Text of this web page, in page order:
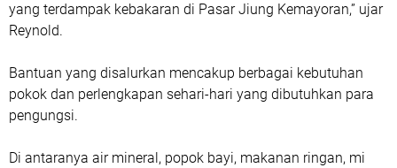
yang terdampak kebakaran di Pasar Jiung Kemayoran,” ujar
Reynold.
Bantuan yang disalurkan mencakup berbagai kebutuhan
pokok dan perlengkapan sehari-hari yang dibutuhkan para
pengungsi.
Di antaranya air mineral, popok bayi, makanan ringan, mi